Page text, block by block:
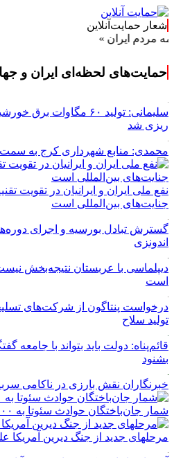
شعار حمایت‌آنلاین
»
حمایت‌های لحظه‌ای ایران و
سلیمانی: تولید ۶۰
ریزی شد
محمدی: منابع شهرداری کرج به سمت
نفع ملی ایران و ایرانیان در تقویت
جنایت‌های بین‌المللی است
گسترش تبادل بورسیه و اجرای
اندونزی
دیپلماسی با عربستان نتیجه‌بخش
است
درخواست پنتاگون از شرکت‌های
تولید سلاح
قائم‌پناه: دولت باید بتواند با جامعه
بشنود
خبرنگاران نقش بارزی در ناکامی
شمار جان‌باختگان حوادث سئوتا به ۱۰۰ نفر رسید
مرحله‎ای جدید از جنگ دیرین آمریکا علیه دیوان بین‌المللی کیفری